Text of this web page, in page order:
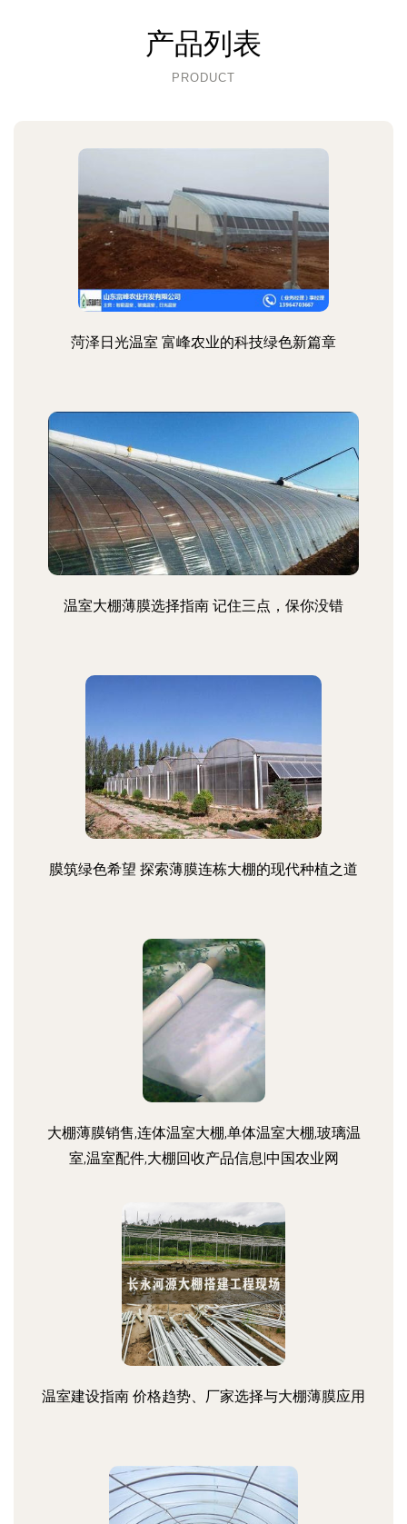
产品列表
PRODUCT
菏泽日光温室 富峰农业的科技绿色新篇章
温室大棚薄膜选择指南 记住三点，保你没错
膜筑绿色希望 探索薄膜连栋大棚的现代种植之道
大棚薄膜销售,连体温室大棚,单体温室大棚,玻璃温
室,温室配件,大棚回收产品信息|中国农业网
温室建设指南 价格趋势、厂家选择与大棚薄膜应用